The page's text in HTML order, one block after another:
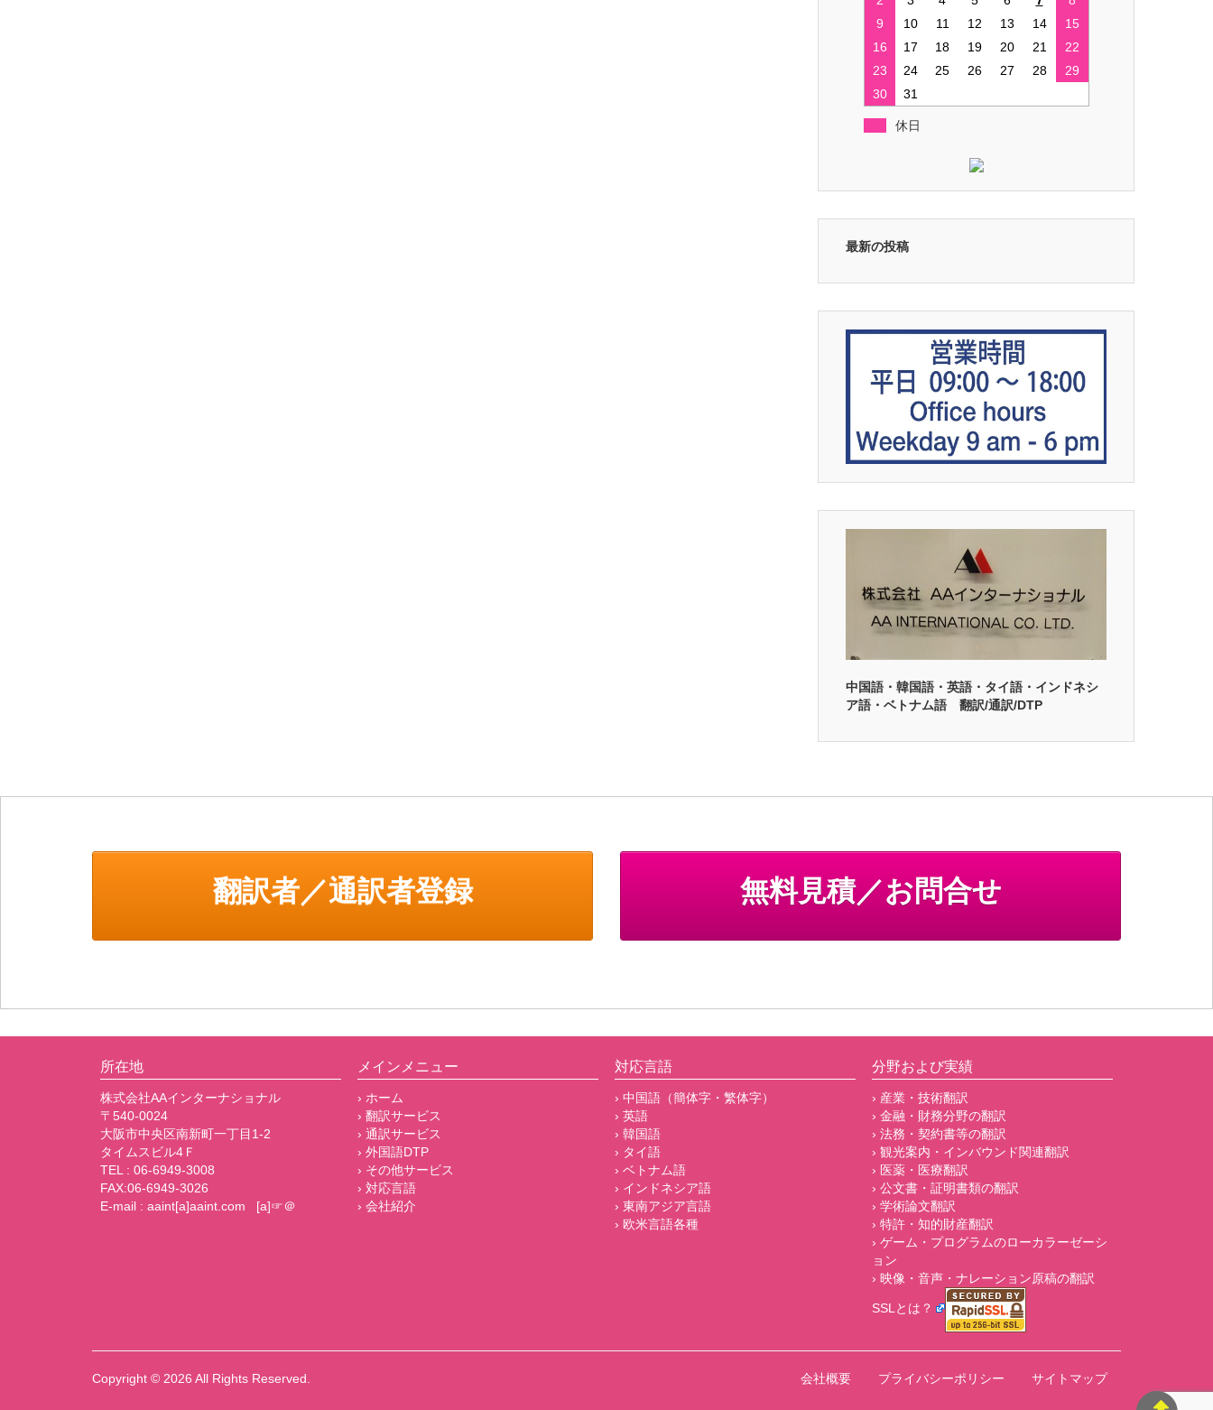
9
10 11 12 13 14
15
16
17 18 19 20 21
22
23
24 25 26 27 28
29
30
31
休日
最新の投稿
中国語・韓国語・英語・タイ語・インドネシ
ア語・ベトナム語 翻訳/通訳/DTP
翻訳者／通訳者登録 無料見積／お問合せ
所在地
株式会社AAインターナショナル
〒540-0024
大阪市中央区南新町一丁目1-2
タイムスビル4Ｆ
TEL : 06-6949-3008
FAX:06-6949-3026
E-mail : aaint[a]aaint.com [a]☞＠
メインメニュー
› ホーム
› 翻訳サービス
› 通訳サービス
› 外国語DTP
› その他サービス
› 対応言語
› 会社紹介
対応言語
› 中国語（簡体字・繁体字）
› 英語
› 韓国語
› タイ語
› ベトナム語
› インドネシア語
› 東南アジア言語
› 欧米言語各種
分野および実績
› 産業・技術翻訳
› 金融・財務分野の翻訳
› 法務・契約書等の翻訳
› 観光案内・インバウンド関連翻訳
› 医薬・医療翻訳
› 公文書・証明書類の翻訳
› 学術論文翻訳
› 特許・知的財産翻訳
› ゲーム・プログラムのローカラーゼーシ
ョン
› 映像・音声・ナレーション原稿の翻訳
SSLとは？
Copyright © 2026 All Rights Reserved. 会社概要 プライバシーポリシー サイトマップ